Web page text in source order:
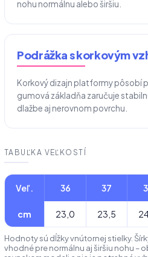
nohu normálnu alebo širšiu.
Podrážka s korkovým
Korkový dizajn platformy pôsobí
gumová základňa zaručuje
dlažbe aj nerovnom povrchu.
TABUĽKA VEĽKOSTÍ
Veľ. 36 37
cm 23,0 23,5
Hodnoty sú dĺžky vnútornej stielky.
vhodné pre normálnu aj širšiu nohu –